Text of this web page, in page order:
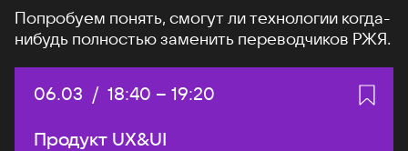
Попробуем понять, смогут ли технологии когда-
нибудь полностью заменить переводчиков РЖЯ.
Дата:
06.03 / Начало:
18:40 – Конец:
19:20
Продукт UX&UI